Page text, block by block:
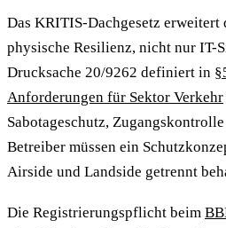
Das KRITIS-Dachgesetz erweitert
physische Resilienz, nicht nur IT-
Drucksache 20/9262 definiert in
Anforderungen für Sektor Verkehr
Sabotageschutz,
Betreiber müssen ein
Airside und Landside getrennt
Die Registrierungspflicht beim